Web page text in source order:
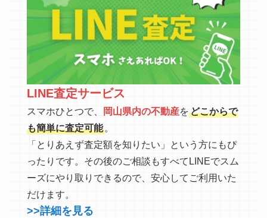
LINE査定サービス
スマホひとつで、 岡山県内の不動産をどこからで
も簡単に査定可能。
「とりあえず査定額を知りたい」という方にもぴ
ったりです。その後のご相談もすべてLINEでスム
ーズにやり取りできるので、安心してご利用いた
だけます。
>>詳細を見る